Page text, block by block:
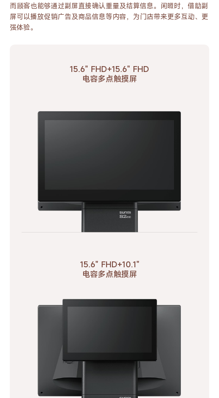
而顾客也能够通过副屏直接确认重量及结算信息。闲暇时，借助副
屏可以播放促销广告及商品信息等内容，为门店带来更多互动、更
强体验。
15.6" FHD+15.6" FHD
电容多点触摸屏
15.6" FHD+10.1"
电容多点触摸屏